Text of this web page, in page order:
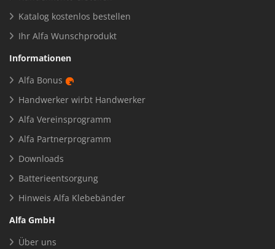
Katalog kostenlos bestellen
Ihr Alfa Wunschprodukt
Informationen
Alfa Bonus
Handwerker wirbt Handwerker
Alfa Vereinsprogramm
Alfa Partnerprogramm
Downloads
Batterieentsorgung
Hinweis Alfa Klebebänder
Alfa GmbH
Über uns